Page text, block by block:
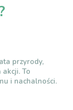
przyrody,
To
i nachalności.